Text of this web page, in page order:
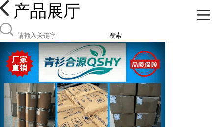
产品展厅
搜索